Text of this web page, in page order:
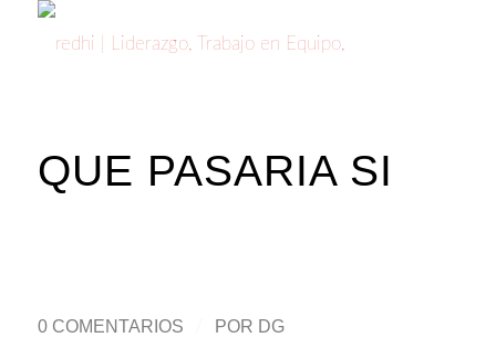
QUE PASARIA SI
0 COMENTARIOS POR DG